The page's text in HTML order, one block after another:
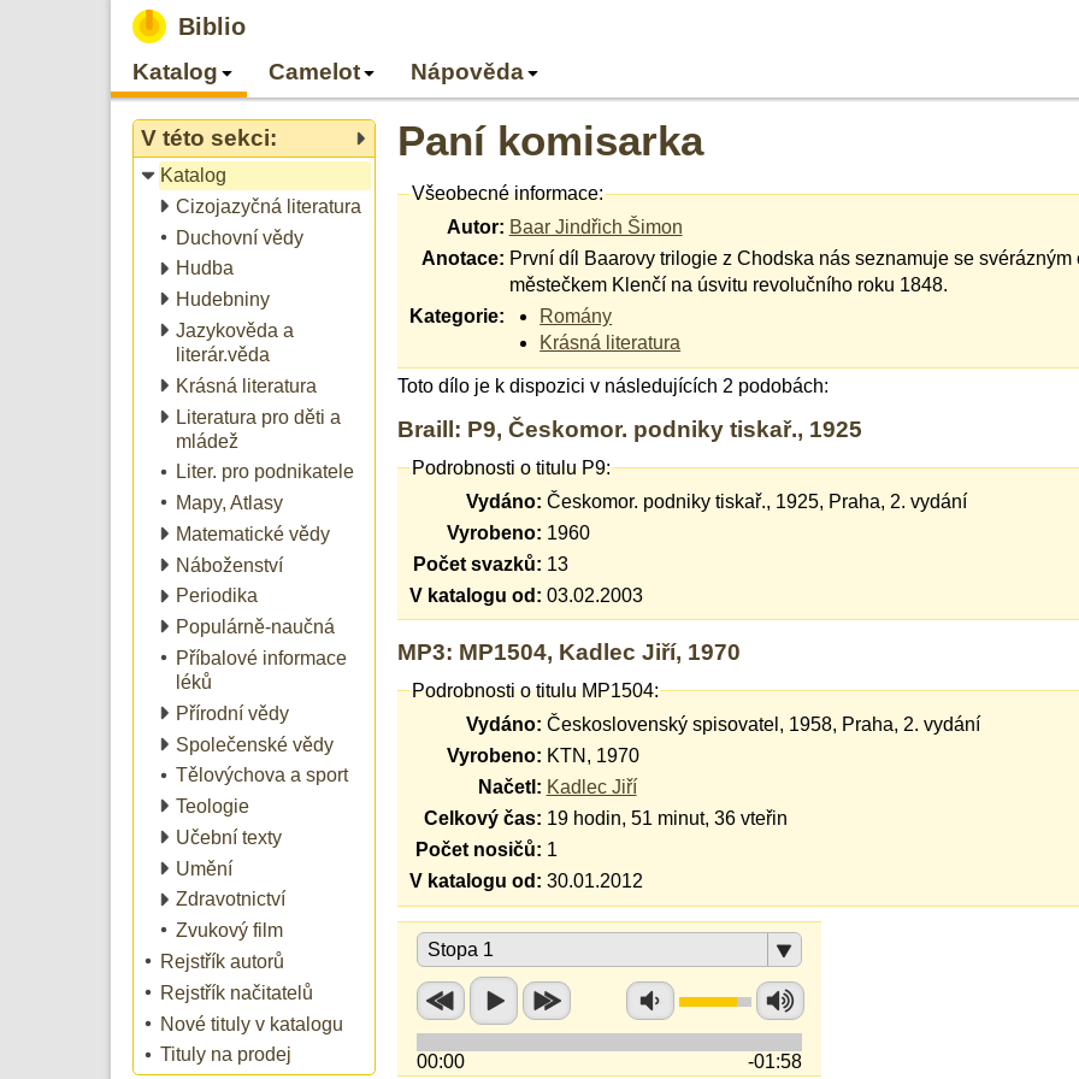
Biblio
Katalog Camelot Nápověda
V této sekci:
Katalog
Cizojazyčná literatura
Duchovní vědy
Hudba
Hudebniny
Jazykověda a
literár.věda
Krásná literatura
Literatura pro děti a
mládež
Liter. pro podnikatele
Mapy, Atlasy
Matematické vědy
Náboženství
Periodika
Populárně-naučná
Příbalové informace
léků
Přírodní vědy
Společenské vědy
Tělovýchova a sport
Teologie
Učební texty
Umění
Zdravotnictví
Zvukový film
Rejstřík autorů
Rejstřík načitatelů
Nové tituly v katalogu
Tituly na prodej
Paní komisarka
Všeobecné informace:
Autor: Baar Jindřich Šimon
Anotace: První díl Baarovy trilogie z Chodska nás seznamuje se svérázným
městečkem Klenčí na úsvitu revolučního roku 1848.
Kategorie:
Romány
Krásná literatura
Toto dílo je k dispozici v následujících 2 podobách:
Braill: P9, Českomor. podniky tiskař., 1925
Podrobnosti o titulu P9:
Vydáno: Českomor. podniky tiskař., 1925, Praha, 2. vydání
Vyrobeno: 1960
Počet svazků: 13
V katalogu od: 03.02.2003
MP3: MP1504, Kadlec Jiří, 1970
Podrobnosti o titulu MP1504:
Vydáno: Československý spisovatel, 1958, Praha, 2. vydání
Vyrobeno: KTN, 1970
Načetl: Kadlec Jiří
Celkový čas: 19 hodin, 51 minut, 36 vteřin
Počet nosičů: 1
V katalogu od: 30.01.2012
Stopa 1
00:00 -01:58